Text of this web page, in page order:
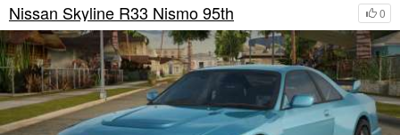
0
Nissan Skyline R33 Nismo 95th